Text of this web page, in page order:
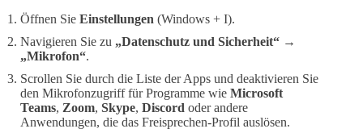
Öffnen Sie Einstellungen (Windows + I).
Navigieren Sie zu „Datenschutz und Sicherheit“ →
„Mikrofon“.
Scrollen Sie durch die Liste der Apps und deaktivieren Sie
den Mikrofonzugriff für Programme wie Microsoft
Teams, Zoom, Skype, Discord oder andere
Anwendungen, die das Freisprechen-Profil auslösen.